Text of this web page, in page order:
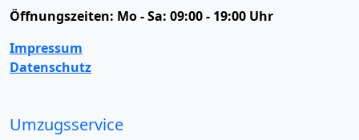
Öffnungszeiten: Mo - Sa: 09:00 - 19:00 Uhr
Impressum
Datenschutz
Umzugsservice